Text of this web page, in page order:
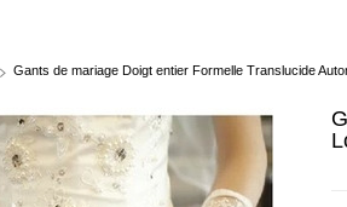
Gants de mariage Doigt entier Formelle Translucide